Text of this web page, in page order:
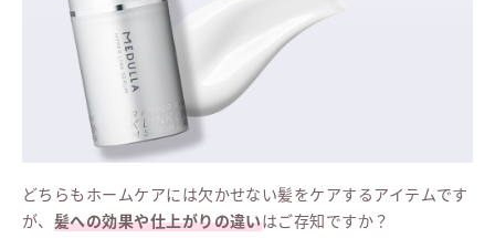
どちらもホームケアには欠かせない髪をケアするアイテムです
が、 髪への効果や仕上がりの違いはご存知ですか？